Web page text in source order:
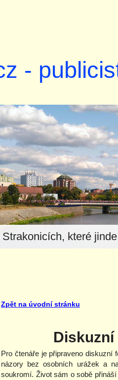
-
které
Zpět na úvodní stránku
Pro čtenáře je připraveno
názory bez osobních urážek a
soukromí. Život sám o sobě